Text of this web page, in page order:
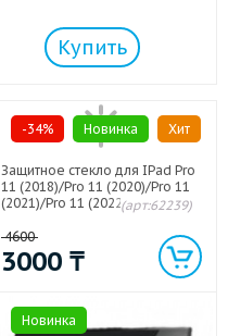
Купить
-34% Новинка Хит
Защитное стекло для IPad Pro
11 (2018)/Pro 11 (2020)/Pro 11
(2021)/Pro 11 (2022)(арт:62239)
4600
3000 ₸
Новинка